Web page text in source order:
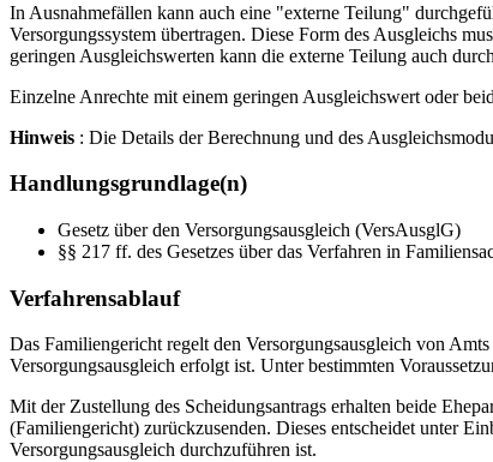
In Ausnahmefällen kann auch eine "externe Teilung"
Versorgungssystem übertragen. Diese Form des Ausgleichs
geringen Ausgleichswerten kann die externe Teilung auch
Einzelne Anrechte mit einem geringen Ausgleichswert oder
Hinweis : Die Details der Berechnung und des
Handlungsgrundlage(n)
Gesetz über den Versorgungsausgleich (VersAusglG)
§§ 217 ff. des Gesetzes über das Verfahren in
Verfahrensablauf
Das Familiengericht regelt den Versorgungsausgleich von
Versorgungsausgleich erfolgt ist. Unter bestimmten
Mit der Zustellung des Scheidungsantrags erhalten beide
(Familiengericht) zurückzusenden. Dieses entscheidet unter
Versorgungsausgleich durchzuführen ist.